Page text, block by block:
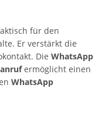
für den
Er verstärkt die
Die WhatsApp
ermöglicht einen
WhatsApp